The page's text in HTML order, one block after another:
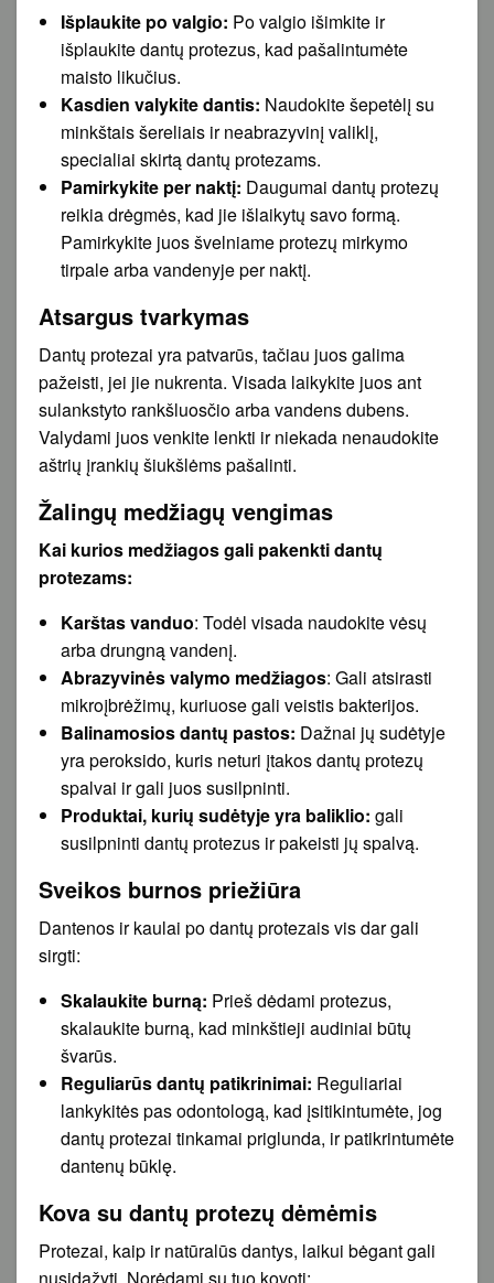
Išplaukite po valgio: Po valgio išimkite ir
išplaukite dantų protezus, kad pašalintumėte
maisto likučius.
Kasdien valykite dantis: Naudokite šepetėlį su
minkštais šereliais ir neabrazyvinį valiklį,
specialiai skirtą dantų protezams.
Pamirkykite per naktį: Daugumai dantų protezų
reikia drėgmės, kad jie išlaikytų savo formą.
Pamirkykite juos švelniame protezų mirkymo
tirpale arba vandenyje per naktį.
Atsargus tvarkymas
Dantų protezai yra patvarūs, tačiau juos galima
pažeisti, jei jie nukrenta. Visada laikykite juos ant
sulankstyto rankšluosčio arba vandens dubens.
Valydami juos venkite lenkti ir niekada nenaudokite
aštrių įrankių šiukšlėms pašalinti.
Žalingų medžiagų vengimas
Kai kurios medžiagos gali pakenkti dantų
protezams:
Karštas vanduo: Todėl visada naudokite vėsų
arba drungną vandenį.
Abrazyvinės valymo medžiagos: Gali atsirasti
mikroįbrėžimų, kuriuose gali veistis bakterijos.
Balinamosios dantų pastos: Dažnai jų sudėtyje
yra peroksido, kuris neturi įtakos dantų protezų
spalvai ir gali juos susilpninti.
Produktai, kurių sudėtyje yra baliklio: gali
susilpninti dantų protezus ir pakeisti jų spalvą.
Sveikos burnos priežiūra
Dantenos ir kaulai po dantų protezais vis dar gali
sirgti:
Skalaukite burną: Prieš dėdami protezus,
skalaukite burną, kad minkštieji audiniai būtų
švarūs.
Reguliarūs dantų patikrinimai: Reguliariai
lankykitės pas odontologą, kad įsitikintumėte, jog
dantų protezai tinkamai priglunda, ir patikrintumėte
dantenų būklę.
Kova su dantų protezų dėmėmis
Protezai, kaip ir natūralūs dantys, laikui bėgant gali
nusidažyti. Norėdami su tuo kovoti: